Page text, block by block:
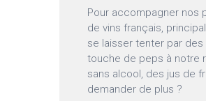
Pour accompagner nos
de vins français,
se laisser tenter par
touche de peps à notre
sans alcool, des jus de
demander de plus ?